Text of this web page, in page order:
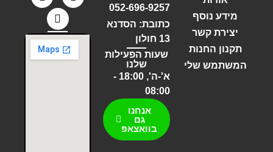
מידע נוסף
יצירת קשר
תקנון החנות
המשתמש שלי
052-696-9257
כתובת: הסדנא
13 חולון
שעות הפעילות
שלנו
א'-ה', 18:00 -
08:00
אנחנו
גם
בוואצאפ